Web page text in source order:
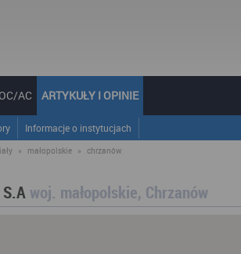
AC ARTYKUŁY I OPINIE
Informacje o instytucjach
» małopolskie » chrzanów
S.A woj. małopolskie, Chrzanów